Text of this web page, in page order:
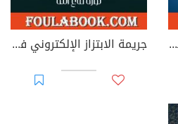
جريمة الابتزاز الإلكتروني في القوانين العربية جريمة الابتزاز الإلكتروني في القانون الجزائري